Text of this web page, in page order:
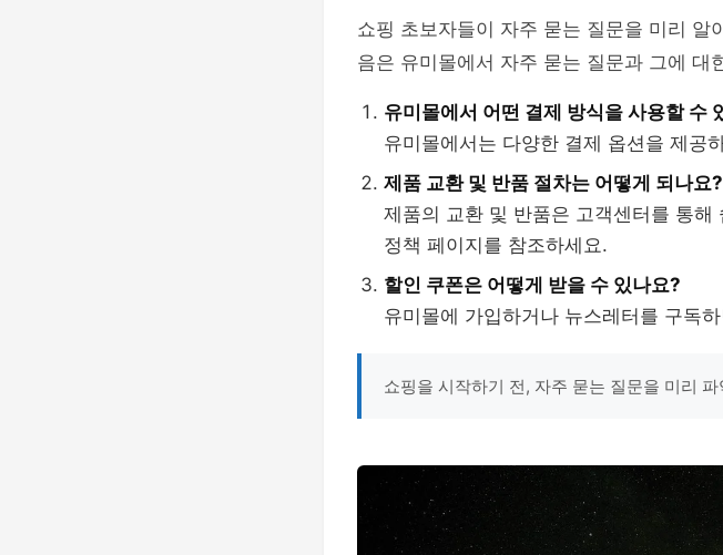
쇼핑 초보자들이 자주 묻는 질문을 미리
음은 유미몰에서 자주 묻는 질문과 그에 대
유미몰에서 어떤 결제 방식을 사용할 수
유미몰에서는 다양한 결제 옵션을 제공
제품 교환 및 반품 절차는 어떻게 되나요?
제품의 교환 및 반품은 고객센터를 통
정책 페이지를 참조하세요.
할인 쿠폰은 어떻게 받을 수 있나요?
유미몰에 가입하거나 뉴스레터를 구독
쇼핑을 시작하기 전, 자주 묻는 질문을 미리